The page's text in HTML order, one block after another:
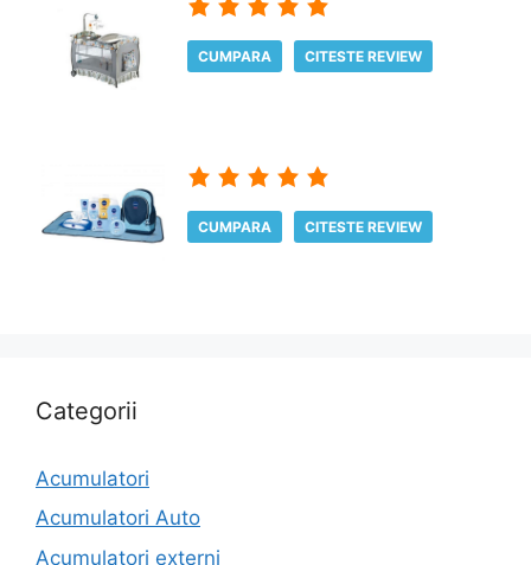
CUMPARA CITESTE REVIEW
CUMPARA CITESTE REVIEW
Categorii
Acumulatori
Acumulatori Auto
Acumulatori externi